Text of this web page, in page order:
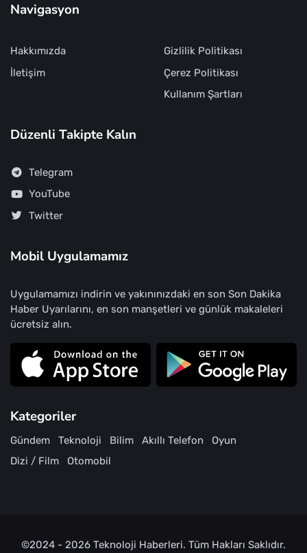
Navigasyon
Hakkımızda
İletişim
Gizlilik Politikası
Çerez Politikası
Kullanım Şartları
Düzenli Takipte Kalın
Telegram
YouTube
Twitter
Mobil Uygulamamız
Uygulamamızı indirin ve yakınınızdaki en son Son Dakika
Haber Uyarılarını, en son manşetleri ve günlük makaleleri
ücretsiz alın.
Kategoriler
Gündem Teknoloji Bilim Akıllı Telefon
Oyun
Dizi / Film
Otomobil
©2024 - 2026 Teknoloji Haberleri. Tüm Hakları Saklıdır.